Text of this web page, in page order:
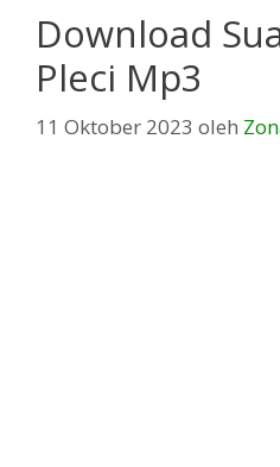
Download
Pleci Mp3
11 Oktober 2023 oleh